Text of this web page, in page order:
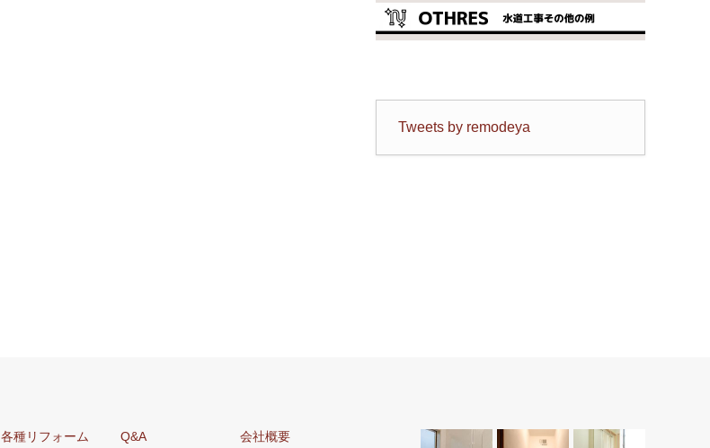
Tweets by remodeya
各種リフォーム Q&A 会社概要